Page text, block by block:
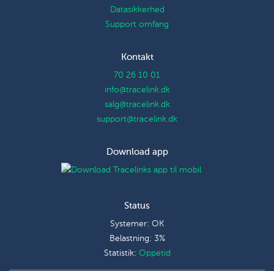
Datasikkerhed
Support omfang
Kontakt
70 26 10 01
info@tracelink.dk
salg@tracelink.dk
support@tracelink.dk
Download app
Status
Systemer: OK
Belastning: 3%
Statistik: Oppetid